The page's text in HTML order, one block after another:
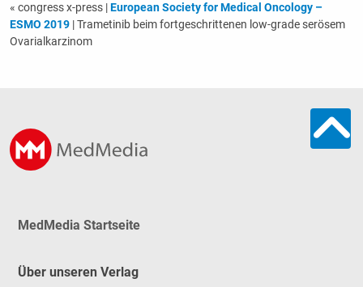
« congress x-press |European Society for Medical Oncology –
ESMO 2019| Trametinib beim fort­geschrittenen low-­grade serösem
Ovarial­karzinom
MedMedia Startseite
Über unseren Verlag